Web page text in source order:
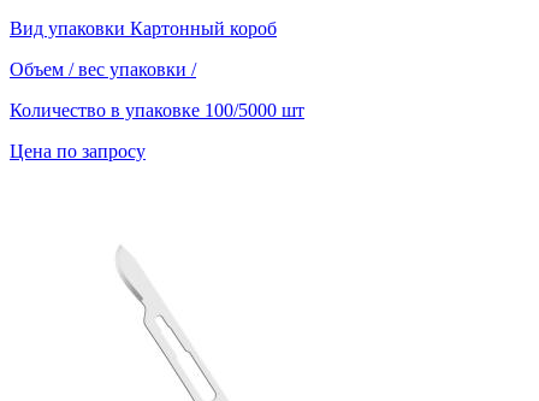
Вид упаковки Картонный короб
Объем / вес упаковки /
Количество в упаковке 100/5000 шт
Цена по запросу